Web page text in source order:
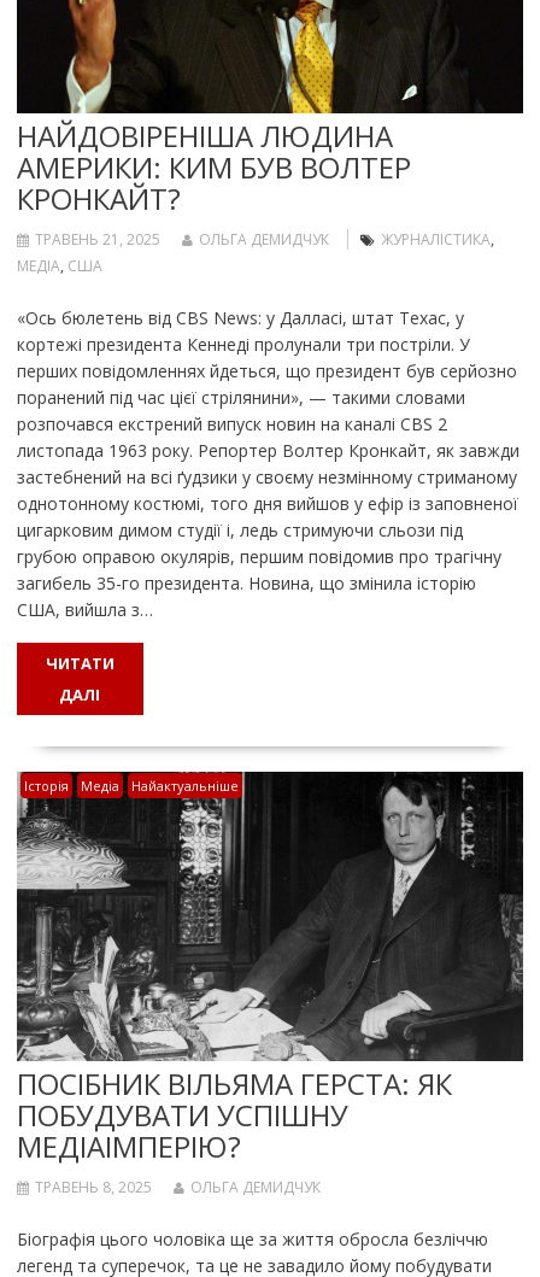
НАЙДОВІРЕНІША ЛЮДИНА
АМЕРИКИ: КИМ БУВ ВОЛТЕР
КРОНКАЙТ?
ТРАВЕНЬ 21, 2025 ОЛЬГА ДЕМИДЧУК ЖУРНАЛІСТИКА,
МЕДІА, США
«Ось бюлетень від CBS News: у Далласі, штат Техас, у
кортежі президента Кеннеді пролунали три постріли. У
перших повідомленнях йдеться, що президент був серйозно
поранений під час цієї стрілянини», — такими словами
розпочався екстрений випуск новин на каналі СВS 2
листопада 1963 року. Репортер Волтер Кронкайт, як завжди
застебнений на всі ґудзики у своєму незмінному стриманому
однотонному костюмі, того дня вийшов у ефір із заповненої
цигарковим димом студії і, ледь стримуючи сльози під
грубою оправою окулярів, першим повідомив про трагічну
загибель 35-го президента. Новина, що змінила історію
США, вийшла з…
ЧИТАТИ
ДАЛІ
Історія Медіа Найактуальніше
ПОСІБНИК ВІЛЬЯМА ГЕРСТА: ЯК
ПОБУДУВАТИ УСПІШНУ
МЕДІАІМПЕРІЮ?
ТРАВЕНЬ 8, 2025 ОЛЬГА ДЕМИДЧУК
Біографія цього чоловіка ще за життя обросла безліччю
легенд та суперечок, та це не завадило йому побудувати